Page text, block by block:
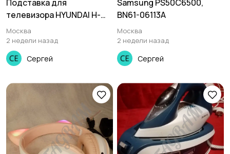
Подставка для
телевизора HYUNDAI H-
LED55EU8000
Москва
2 недели назад
Сергей
Samsung PS50C6500,
BN61-06113A
Москва
2 недели назад
Сергей